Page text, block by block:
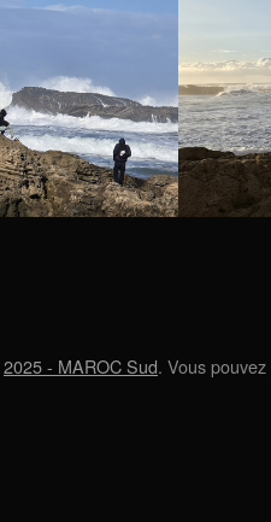
2025 - MAROC Sud. Vous